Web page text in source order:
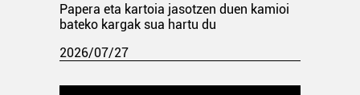
Papera eta kartoia jasotzen duen kamioi
bateko kargak sua hartu du
2026/07/27